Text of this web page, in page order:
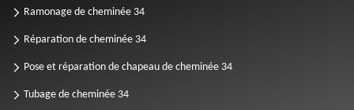
Ramonage de cheminée 34
Réparation de cheminée 34
Pose et réparation de chapeau de cheminée 34
Tubage de cheminée 34